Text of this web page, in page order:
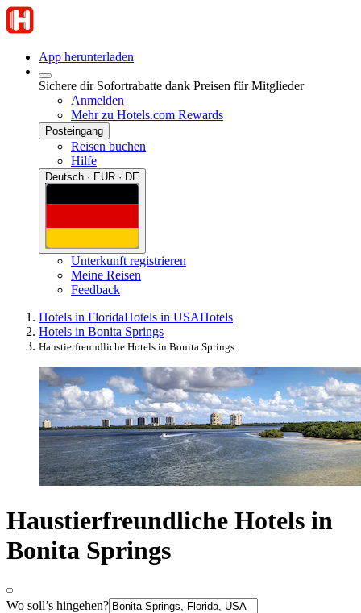
App herunterladen
Sichere dir Sofortrabatte dank Preisen für Mitglieder
Anmelden
Mehr zu Hotels.com Rewards
Posteingang
Reisen buchen
Hilfe
Deutsch · EUR · DE
Unterkunft registrieren
Meine Reisen
Feedback
Hotels in FloridaHotels in USAHotels
Hotels in Bonita Springs
Haustierfreundliche Hotels in Bonita Springs
Haustierfreundliche Hotels in
Bonita Springs
Wo soll’s hingehen?